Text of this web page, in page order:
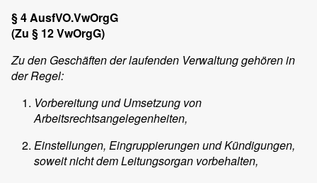
§ 4 AusfVO.VwOrgG
(Zu § 12 VwOrgG)
Zu den Geschäften der laufenden Verwaltung gehören in
der Regel:
Vorbereitung und Umsetzung von
Arbeitsrechtsangelegenheiten,
Einstellungen, Eingruppierungen und Kündigungen,
soweit nicht dem Leitungsorgan vorbehalten,